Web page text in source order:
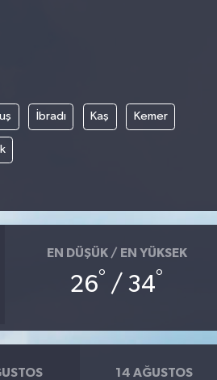
İbradı Kaş Kemer
EN DÜŞÜK / EN YÜKSEK
26° / 34°
14 AĞUSTOS